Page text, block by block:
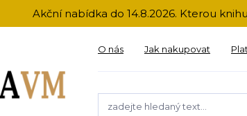
Akční nabídka do 14.8.2026. Kterou
O nás Jak nakupovat